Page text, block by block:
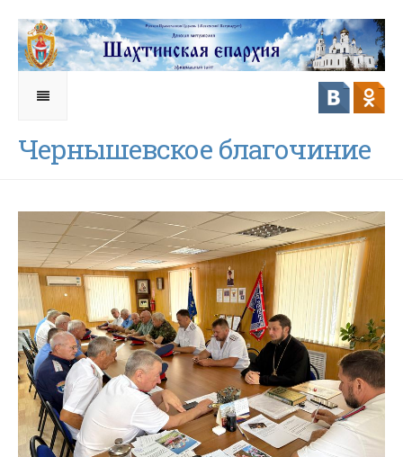
Чернышевское благочиние